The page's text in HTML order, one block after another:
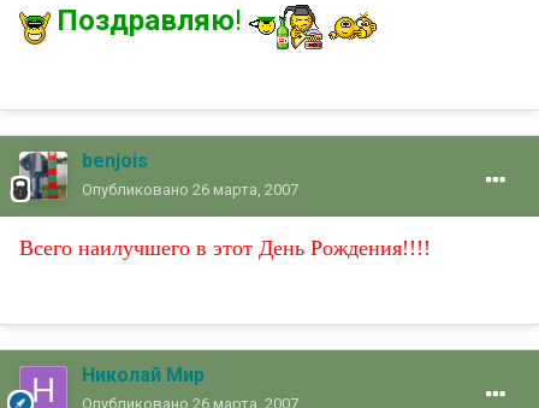
Поздравляю!
benjois
Опубликовано 26 марта, 2007
Всего наилучшего в этот День Рождения!!!!
Николай Мир
Опубликовано 26 марта, 2007